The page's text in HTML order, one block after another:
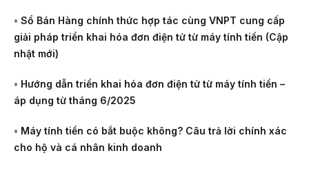
• Sổ Bán Hàng chính thức hợp tác cùng VNPT cung cấp
giải pháp triển khai hóa đơn điện tử từ máy tính tiền (Cập
nhật mới)
• Hướng dẫn triển khai hóa đơn điện tử từ máy tính tiền –
áp dụng từ tháng 6/2025
• Máy tính tiền có bắt buộc không? Câu trả lời chính xác
cho hộ và cá nhân kinh doanh